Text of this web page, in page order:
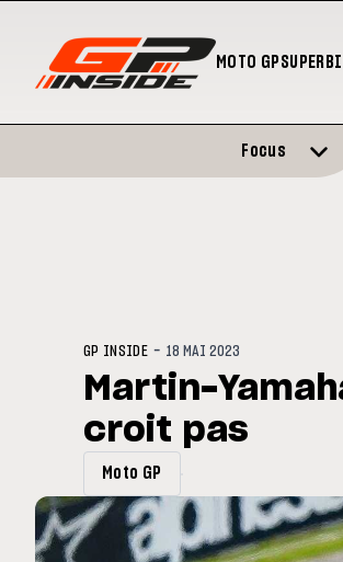
MOTO GP
club spécial dans
MOTO GP
Zarco
septembre
Focus
GP INSIDE - 18 MAI 2023
Martin-
croit pas
Moto GP